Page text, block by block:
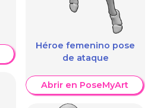
Héroe femenino pose
de ataque
Abrir en PoseMyArt